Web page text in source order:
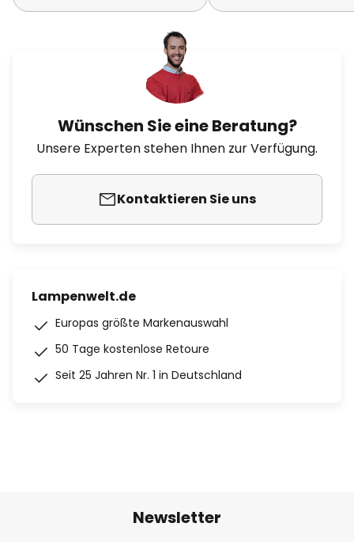
Wünschen Sie eine Beratung?
Unsere Experten stehen Ihnen zur Verfügung.
Kontaktieren Sie uns
Lampenwelt.de
Europas größte Markenauswahl
50 Tage kostenlose Retoure
Seit 25 Jahren Nr. 1 in Deutschland
Newsletter